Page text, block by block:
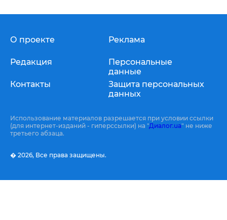
О проекте
Редакция
Контакты
Реклама
Персональные
данные
Защита персональных
данных
Использование материалов разрешается при условии ссылки
(для интернет-изданий - гиперссылки) на "Диалог.ua" не ниже
третьего абзаца.
� 2026, Все права защищены.